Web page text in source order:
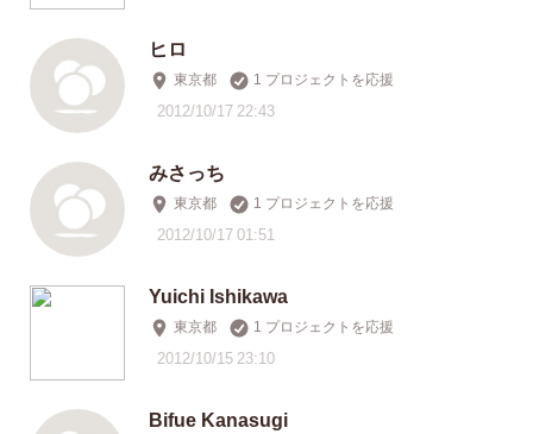
ヒロ
東京都 1 プロジェクトを応援
2012/10/17 22:43
みさっち
東京都 1 プロジェクトを応援
2012/10/17 01:51
Yuichi Ishikawa
東京都 1 プロジェクトを応援
2012/10/15 23:10
Bifue Kanasugi